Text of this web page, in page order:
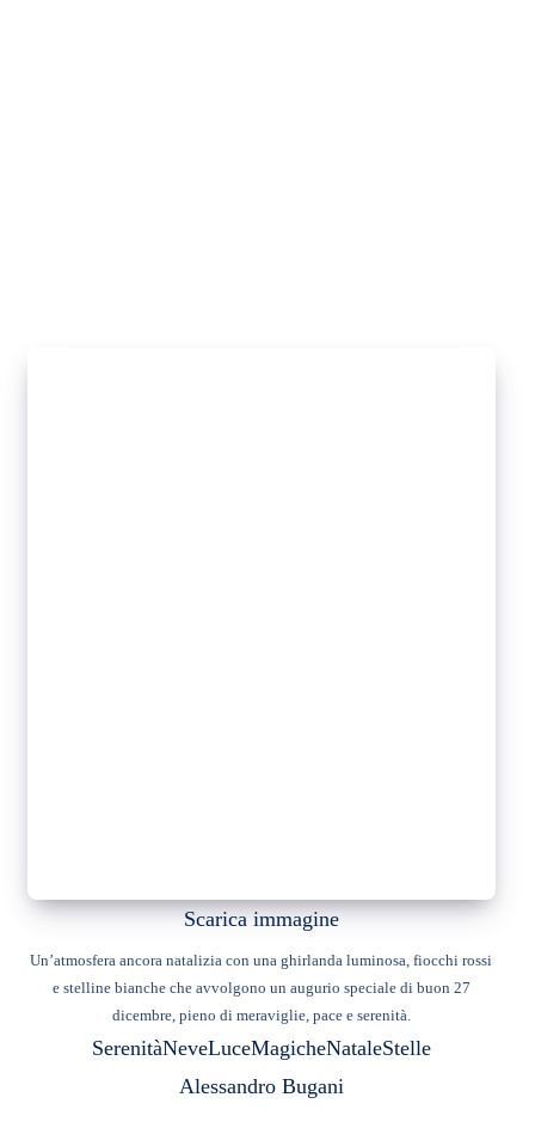
Scarica immagine
Un’atmosfera ancora natalizia con una ghirlanda luminosa, fiocchi rossi
e stelline bianche che avvolgono un augurio speciale di buon 27
dicembre, pieno di meraviglie, pace e serenità.
SerenitàNeveLuceMagicheNataleStelle
Alessandro Bugani